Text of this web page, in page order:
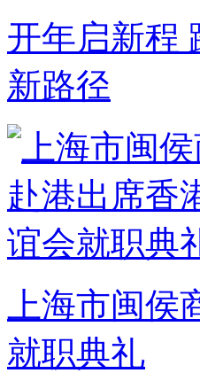
开年启新程
新路径
上海市闽
就职典礼